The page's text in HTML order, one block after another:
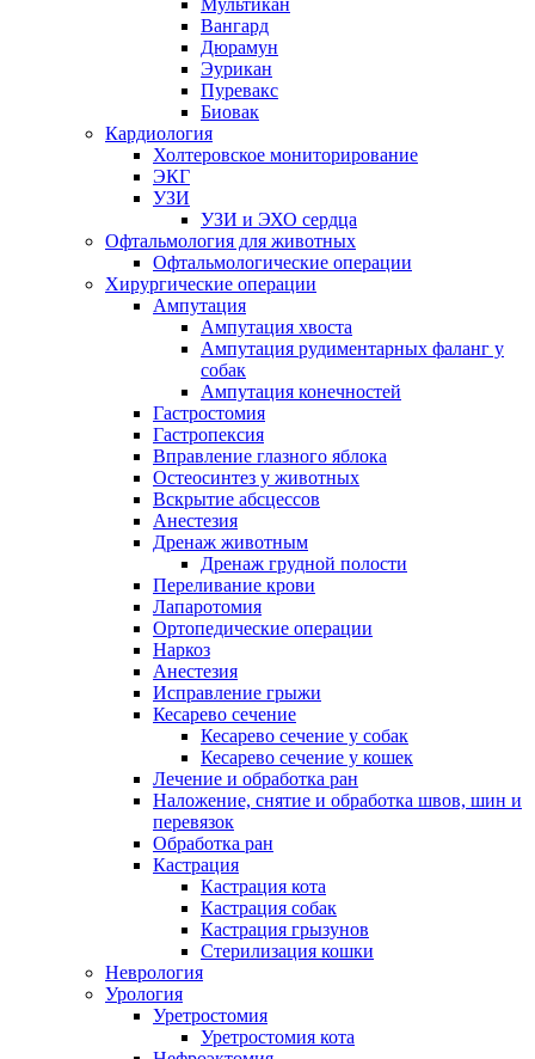
Мультикан
Вангард
Дюрамун
Эурикан
Пуревакс
Биовак
Кардиология
Холтеровское мониторирование
ЭКГ
УЗИ
УЗИ и ЭХО сердца
Офтальмология для животных
Офтальмологические операции
Хирургические операции
Ампутация
Ампутация хвоста
Ампутация рудиментарных фаланг у
собак
Ампутация конечностей
Гастростомия
Гастропексия
Вправление глазного яблока
Остеосинтез у животных
Вскрытие абсцессов
Анестезия
Дренаж животным
Дренаж грудной полости
Переливание крови
Лапаротомия
Ортопедические операции
Наркоз
Анестезия
Исправление грыжи
Кесарево сечение
Кесарево сечение у собак
Кесарево сечение у кошек
Лечение и обработка ран
Наложение, снятие и обработка швов, шин и
перевязок
Обработка ран
Кастрация
Кастрация кота
Кастрация собак
Кастрация грызунов
Стерилизация кошки
Неврология
Урология
Уретростомия
Уретростомия кота